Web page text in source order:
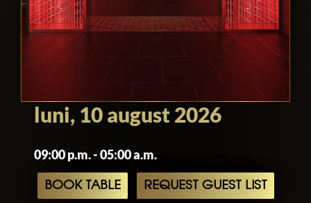
luni, 10 august 2026
09:00 p.m. - 05:00 a.m.
BOOK TABLE REQUEST GUEST LIST